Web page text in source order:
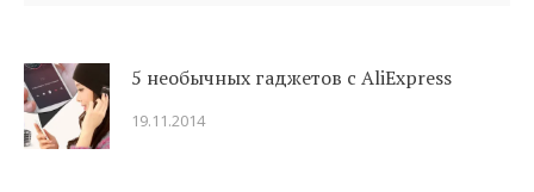
5 необычных гаджетов с AliExpress
19.11.2014